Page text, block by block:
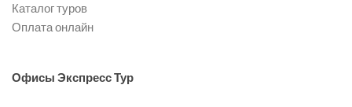
Каталог туров
Оплата онлайн
Офисы Экспресс Тур